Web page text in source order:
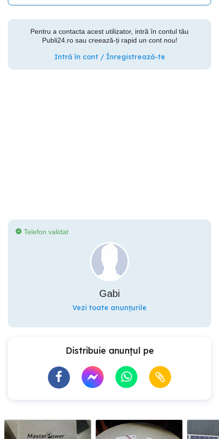
Pentru a contacta acest utilizator, intră în contul tău
Publi24.ro sau creează-ți rapid un cont nou!
Intră în cont / Înregistrează-te
Telefon validat
Gabi
Vezi toate anunțurile
Distribuie anunțul pe